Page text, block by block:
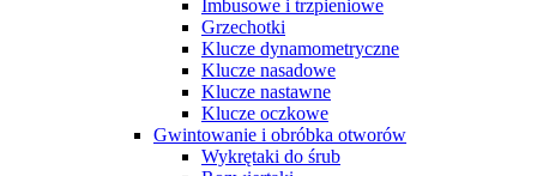
Imbusowe i trzpieniowe
Grzechotki
Klucze dynamometryczne
Klucze nasadowe
Klucze nastawne
Klucze oczkowe
Gwintowanie i obróbka otworów
Wykrętaki do śrub